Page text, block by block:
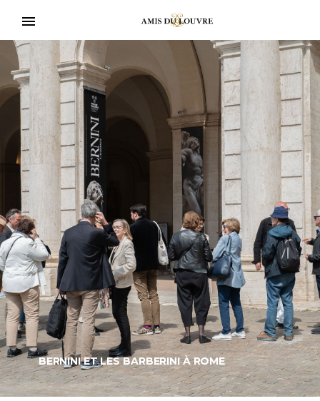
BERNINI ET LES BARBERINI À ROME